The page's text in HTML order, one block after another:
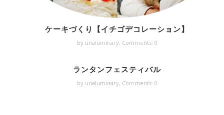
ケーキづくり【イチゴデコレーション】
by unaluminary, Comments: 0
ランタンフェスティバル
by unaluminary, Comments: 0